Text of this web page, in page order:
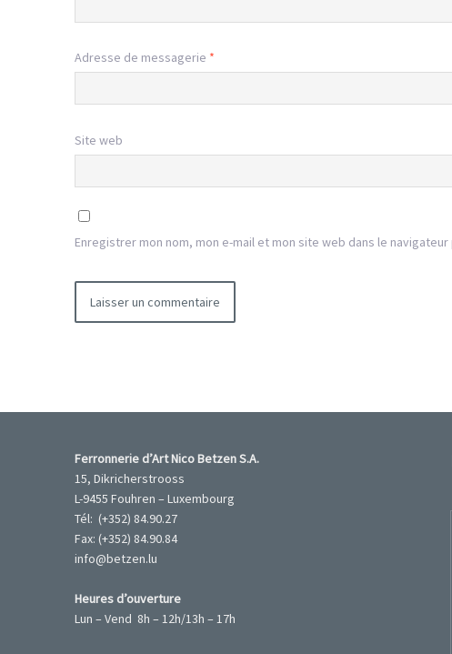
Adresse de messagerie *
Site web
Enregistrer mon nom, mon e-mail et mon site web dans le
Ferronnerie d’Art Nico Betzen S.A.
15, Dikricherstrooss
L-9455 Fouhren – Luxembourg
Tél: (+352) 84.90.27
Fax: (+352) 84.90.84
info@betzen.lu
Heures d’ouverture
Lun – Vend 8h – 12h/13h – 17h